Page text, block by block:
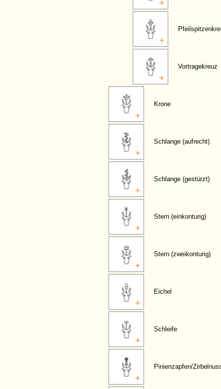
Vortragekreuz
Krone
Schlange (aufrecht)
Schlange (gestürzt)
Stern (einkonturig)
Stern (zweikonturig)
Eichel
Schleife
Pinienzapfen/